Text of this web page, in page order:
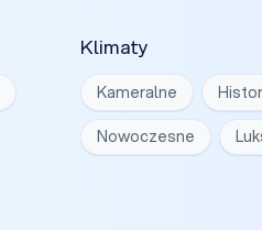
Klimaty
Kameralne
Nowoczesne